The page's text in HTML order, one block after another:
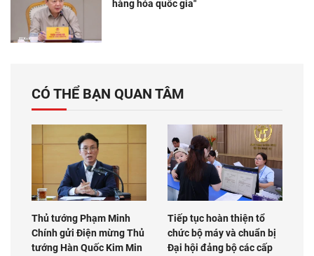
hàng hóa quốc gia"
CÓ THỂ BẠN QUAN TÂM
Thủ tướng Phạm Minh
Chính gửi Điện mừng Thủ
tướng Hàn Quốc Kim Min
Tiếp tục hoàn thiện tổ
chức bộ máy và chuẩn bị
Đại hội đảng bộ các cấp